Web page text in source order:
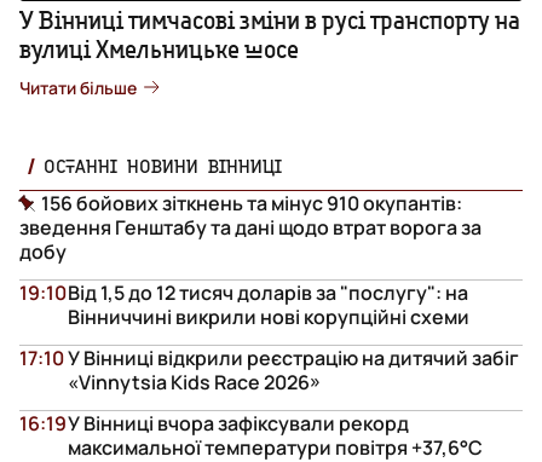
У Вінниці тимчасові зміни в русі транспорту на
вулиці Хмельницьке шосе
Читати більше
ОСТАННІ НОВИНИ ВІННИЦІ
156 бойових зіткнень та мінус 910 окупантів:
зведення Генштабу та дані щодо втрат ворога за
добу
Від 1,5 до 12 тисяч доларів за "послугу": на
Вінниччині викрили нові корупційні схеми
19:10
У Вінниці відкрили реєстрацію на дитячий забіг
«Vinnytsia Kids Race 2026»
17:10
У Вінниці вчора зафіксували рекорд
максимальної температури повітря +37,6°С
16:19